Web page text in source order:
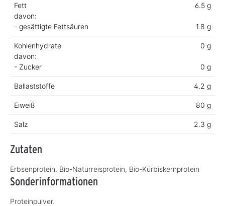
Fett
davon:
- gesättigte Fettsäuren
6.5 g
1.8 g
Kohlenhydrate
davon:
- Zucker
0 g
0 g
Ballaststoffe 4.2 g
Eiweiß 80 g
Salz 2.3 g
Zutaten
Erbsenprotein, Bio-Naturreisprotein, Bio-Kürbiskernprotein
Sonderinformationen
Proteinpulver.